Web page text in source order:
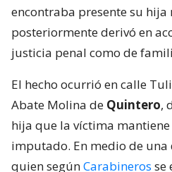
encontraba presente su
posteriormente derivó en
justicia penal como de
El hecho ocurrió en calle
Abate Molina de Quintero,
hija que la víctima mantiene
imputado. En medio de una
quien segúnCarabineros se